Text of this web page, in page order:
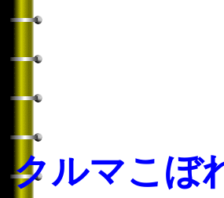
クルマこ